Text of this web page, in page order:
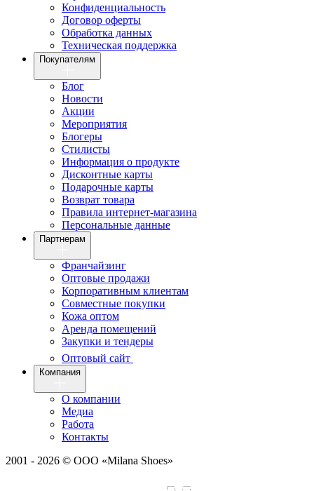
Конфиденциальность
Договор оферты
Обработка данных
Техническая поддержка
Покупателям
Блог
Новости
Акции
Мероприятия
Блогеры
Стилисты
Информация о продукте
Дисконтные карты
Подарочные карты
Возврат товара
Правила интернет-магазина
Персональные данные
Партнерам
Франчайзинг
Оптовые продажи
Корпоративным клиентам
Совместные покупки
Кожа оптом
Аренда помещений
Закупки и тендеры
Оптовый сайт
Компания
О компании
Медиа
Работа
Контакты
2001 - 2026 © ООО «Milana Shoes»